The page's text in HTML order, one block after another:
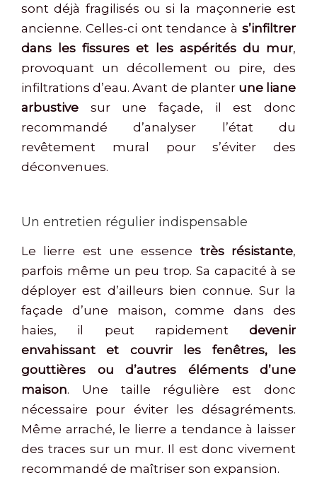
sont déjà fragilisés ou si la maçonnerie est
ancienne. Celles-ci ont tendance à s’infiltrer
dans les fissures et les aspérités du mur,
provoquant un décollement ou pire, des
infiltrations d’eau. Avant de planter une liane
arbustive sur une façade, il est donc
recommandé d’analyser l’état du
revêtement mural pour s’éviter des
déconvenues.
Un entretien régulier indispensable
Le lierre est une essence très résistante,
parfois même un peu trop. Sa capacité à se
déployer est d’ailleurs bien connue. Sur la
façade d’une maison, comme dans des
haies, il peut rapidement devenir
envahissant et couvrir les fenêtres, les
gouttières ou d’autres éléments d’une
maison. Une taille régulière est donc
nécessaire pour éviter les désagréments.
Même arraché, le lierre a tendance à laisser
des traces sur un mur. Il est donc vivement
recommandé de maîtriser son expansion.